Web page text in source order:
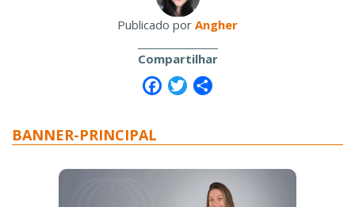
Publicado por Angher
Compartilhar
Facebook
Twitter
BANNER-PRINCIPAL